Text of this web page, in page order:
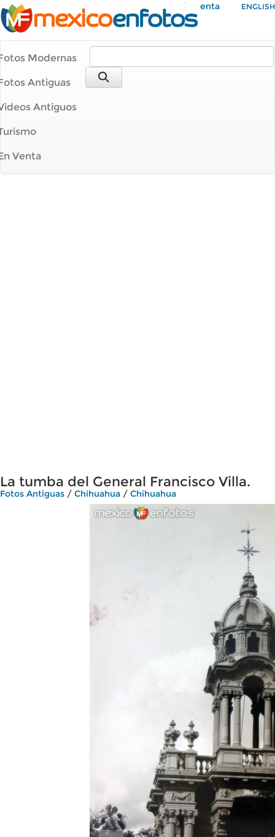
Mi Cuenta ENGLISH
Modernas
Antiguas
Antiguos
Venta
La tumba del General Francisco Villa.
Fotos Antiguas / Chihuahua / Chihuahua